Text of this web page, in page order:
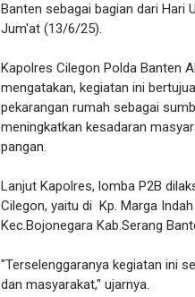
Banten sebagai bagian dari Hari
Jum'at (13/6/25).
Kapolres Cilegon Polda Banten
mengatakan, kegiatan ini
pekarangan rumah sebagai
meningkatkan kesadaran
pangan.
Lanjut Kapolres, lomba P2B
Cilegon, yaitu di Kp. Marga
Kec.Bojonegara Kab.Serang
"Terselenggaranya kegiatan ini
dan masyarakat," ujarnya.